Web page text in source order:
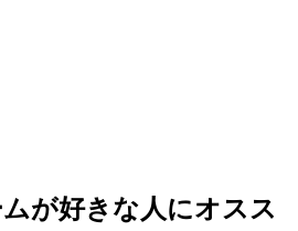
が好きな人にオスス